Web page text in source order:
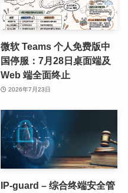
微软 Teams 个人免费版中
国停服：7月28日桌面端及
Web 端全面终止
2026年7月23日
IP-guard – 综合终端安全管